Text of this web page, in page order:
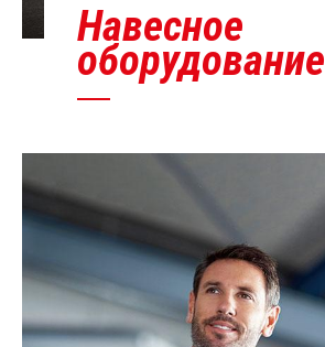
Навесное
оборудование